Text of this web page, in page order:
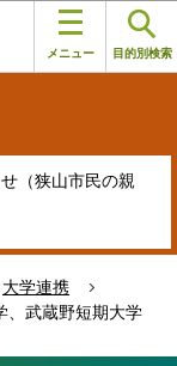
メニュー 目的別検索
（狭山市民の親
大学連携
、武蔵野短期大学